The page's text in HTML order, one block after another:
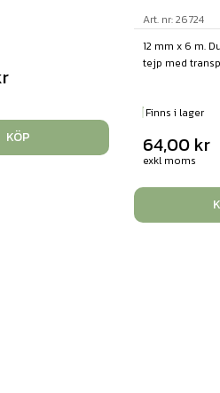
KÖP
Art. nr: 26724
12 mm x 6 m.
tejp med
Finns i lager
64,00 kr
exkl moms